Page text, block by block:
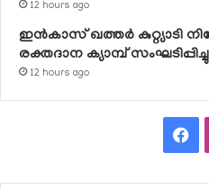
12 hours ago
ഇന്‍കാസ് ഖത്തര്‍ കുറ്റ്യാടി
രക്തദാന ക്യാമ്പ് സംഘടിപ്പിച്ചു
12 hours ago